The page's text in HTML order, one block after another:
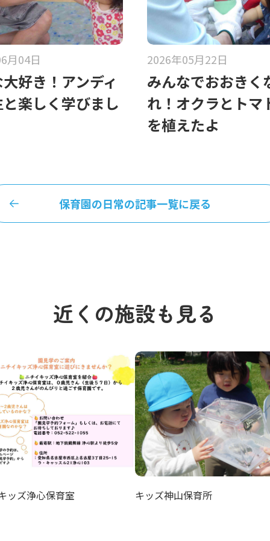
月04日
好き！アンディ
楽しく学びまし
2026年05月22日
みんなでおおきく
れ！オクラとトマ
を植えたよ
保育園の日常の記事一覧に戻る
近くの施設も見る
ッズ浄心保育室 キッズ神山保育所